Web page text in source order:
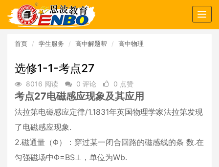
首页 学生服务 高中解题帮 高中物理
选修1-1-考点27
8016 阅读 0 评论 0 点赞
考点27电磁感应现象及其应用
法拉第电磁感应定律/1.1831年英国物理学家法拉第发现
了电磁感应现象.
2.磁通量（Φ）：穿过某一闭合回路的磁感线的条 数.在
匀强磁场中Φ=BS⊥，单位为Wb.